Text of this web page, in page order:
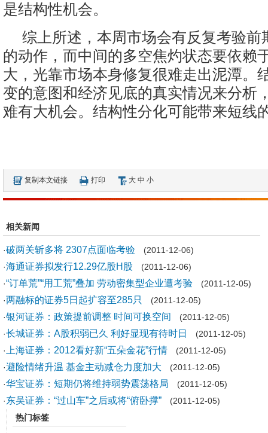
是结构性机会。
综上所述，本周市场会有反复考验前
的动作，而中间的多空焦灼状态要依赖
大，光靠市场本身修复很难走出泥潭。
变的意图和经济见底的真实情况来分析
难有大机会。结构性分化可能带来短线
复制本文链接 打印 大 中 小
相关新闻
·破两关斩多将 2307点面临考验 (2011-12-06)
·海通证券拟发行12.29亿股H股 (2011-12-06)
·“订单荒”“用工荒”叠加 劳动密集型企业遭考验 (2011-12-05)
·两融标的证券5日起扩容至285只
(2011-12-05)
·银河证券：政策提前调整 时间可换空间 (2011-12-05)
·长城证券：A股积弱已久 利好显现有待时日
(2011-12-05)
·
上海证券：2012看好新“五朵金花”行情 (2011-12-05)
·避险情绪升温 基金主动减仓力度加大 (2011-12-05)
·华宝证券：短期仍将维持弱势震荡格局 (2011-12-05)
· 东吴证券：“过山车”之后或将“俯卧撑” (2011-12-05)
热门标签